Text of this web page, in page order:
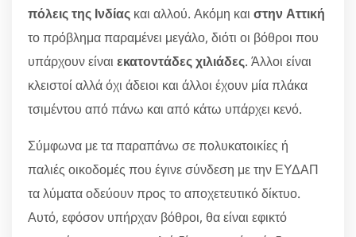
πόλεις της Ινδίας και αλλού. Ακόμη και στην Αττική
το πρόβλημα παραμένει μεγάλο, διότι οι βόθροι που
υπάρχουν είναι εκατοντάδες χιλιάδες. Άλλοι είναι
κλειστοί αλλά όχι άδειοι και άλλοι έχουν μία πλάκα
τσιμέντου από πάνω και από κάτω υπάρχει κενό.
Σύμφωνα με τα παραπάνω σε πολυκατοικίες ή
παλιές οικοδομές που έγινε σύνδεση με την ΕΥΔΑΠ
τα λύματα οδεύουν προς το αποχετευτικό δίκτυο.
Αυτό, εφόσον υπήρχαν βόθροι, θα είναι εφικτό